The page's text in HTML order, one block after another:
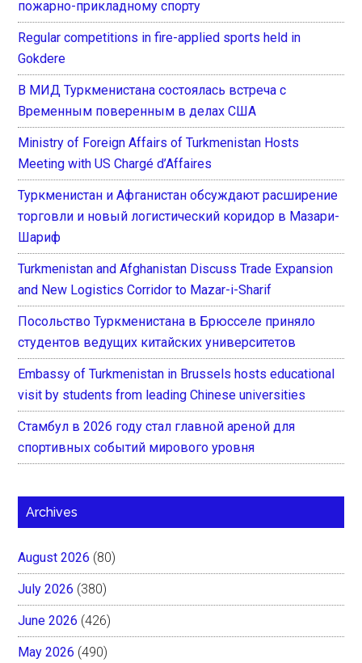
пожарно-прикладному спорту
Regular competitions in fire-applied sports held in
Gokdere
В МИД Туркменистана состоялась встреча с
Временным поверенным в делах США
Ministry of Foreign Affairs of Turkmenistan Hosts
Meeting with US Chargé d’Affaires
Туркменистан и Афганистан обсуждают расширение
торговли и новый логистический коридор в Мазари-
Шариф
Turkmenistan and Afghanistan Discuss Trade Expansion
and New Logistics Corridor to Mazar-i-Sharif
Посольство Туркменистана в Брюсселе приняло
студентов ведущих китайских университетов
Embassy of Turkmenistan in Brussels hosts educational
visit by students from leading Chinese universities
Стамбул в 2026 году стал главной ареной для
спортивных событий мирового уровня
Archives
August 2026 (80)
July 2026 (380)
June 2026 (426)
May 2026 (490)